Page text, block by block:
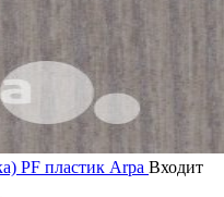
PF пластик Arpa Входит